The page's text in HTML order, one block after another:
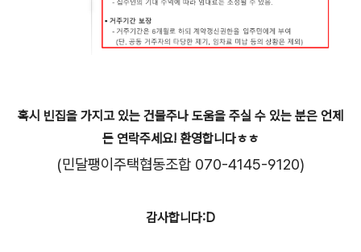
혹시 빈집을 가지고 있는 건물주나 도움을 주실 수 있는 분은 언제
든 연락주세요! 환영합니다ㅎㅎ
(민달팽이주택협동조합 070-4145-9120)
감사합니다:D